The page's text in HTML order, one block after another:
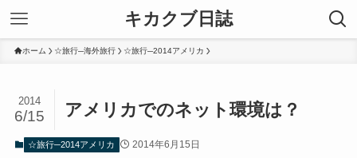
キカクブ日誌
ホーム ☆旅行─海外旅行 ☆旅行─2014アメリカ
アメリカでのネット環境は？
2014
6/15
☆旅行─2014アメリカ 2014年6月15日